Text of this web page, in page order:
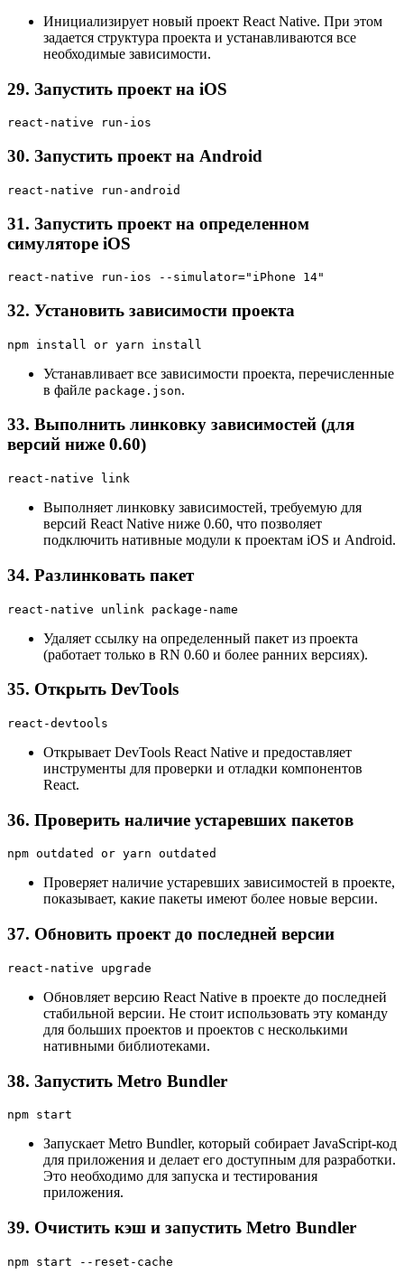
Инициализирует новый проект React Native. При этом
задается структура проекта и устанавливаются все
необходимые зависимости.
29. Запустить проект на iOS
react-native run-ios
30. Запустить проект на Android
react-native run-android
31. Запустить проект на определенном
симуляторе iOS
react-native run-ios --simulator="iPhone 14"
32. Установить зависимости проекта
npm install or yarn install
Устанавливает все зависимости проекта, перечисленные
в файле package.json.
33. Выполнить линковку зависимостей (для
версий ниже 0.60)
react-native link
Выполняет линковку зависимостей, требуемую для
версий React Native ниже 0.60, что позволяет
подключить нативные модули к проектам iOS и Android.
34. Разлинковать пакет
react-native unlink package-name
Удаляет ссылку на определенный пакет из проекта
(работает только в RN 0.60 и более ранних версиях).
35. Открыть DevTools
react-devtools
Открывает DevTools React Native и предоставляет
инструменты для проверки и отладки компонентов
React.
36. Проверить наличие устаревших пакетов
npm outdated or yarn outdated
Проверяет наличие устаревших зависимостей в проекте,
показывает, какие пакеты имеют более новые версии.
37. Обновить проект до последней версии
react-native upgrade
Обновляет версию React Native в проекте до последней
стабильной версии. Не стоит использовать эту команду
для больших проектов и проектов с несколькими
нативными библиотеками.
38. Запустить Metro Bundler
npm start
Запускает Metro Bundler, который собирает JavaScript-код
для приложения и делает его доступным для разработки.
Это необходимо для запуска и тестирования
приложения.
39. Очистить кэш и запустить Metro Bundler
npm start --reset-cache